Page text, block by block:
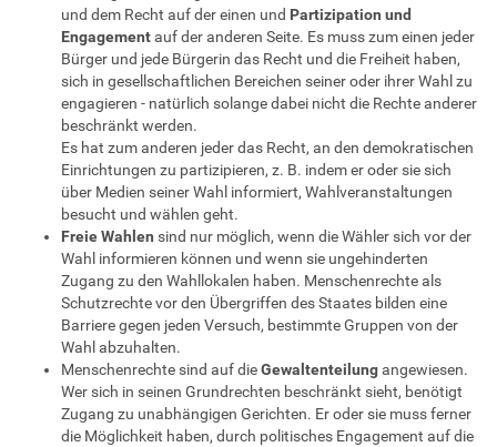
und dem Recht auf der einen und Partizipation und
Engagementauf der anderen Seite. Es muss zum einen jeder
Bürger und jede Bürgerin das Recht und die Freiheit haben,
sich in gesellschaftlichen Bereichen seiner oder ihrer Wahl zu
engagieren - natürlich solange dabei nicht die Rechte anderer
beschränkt werden.
Es hat zum anderen jeder das Recht, an den demokratischen
Einrichtungen zu partizipieren, z. B. indem er oder sie sich
über Medien seiner Wahl informiert, Wahlveranstaltungen
besucht und wählen geht.
Freie Wahlen sind nur möglich, wenn die Wähler sich vor der
Wahl informieren können und wenn sie ungehinderten
Zugang zu den Wahllokalen haben. Menschenrechte als
Schutzrechte vor den Übergriffen des Staates bilden eine
Barriere gegen jeden Versuch, bestimmte Gruppen von der
Wahl abzuhalten.
Menschenrechte sind auf dieGewaltenteilungangewiesen.
Wer sich in seinen Grundrechten beschränkt sieht, benötigt
Zugang zu unabhängigen Gerichten. Er oder sie muss ferner
die Möglichkeit haben, durch politisches Engagement auf die